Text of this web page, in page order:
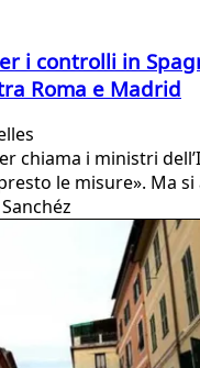
i controlli in
Roma e Madrid
chiama i ministri
le misure». Ma